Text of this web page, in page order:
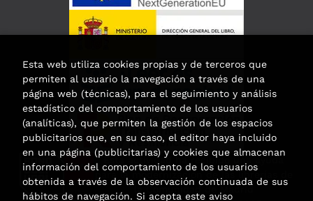
Esta actividad ha recibido una ayuda
para la modernización de las librerías de
la Comunidad de Madrid
Esta web utiliza cookies propias y de terceros que
permiten al usuario la navegación a través de una
página web (técnicas), para el seguimiento y análisis
estadístico del comportamiento de los usuarios
(analíticas), que permiten la gestión de los espacios
publicitarios que, en su caso, el editor haya incluido
en una página (publicitarias) y cookies que almacenan
información del comportamiento de los usuarios
obtenida a través de la observación continuada de sus
hábitos de navegación. Si acepta este aviso